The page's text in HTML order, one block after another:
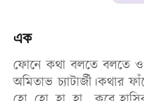
এক
ফোনে কথা বলতে বলতে
অমিতাভ চ্যাটার্জী।কথার